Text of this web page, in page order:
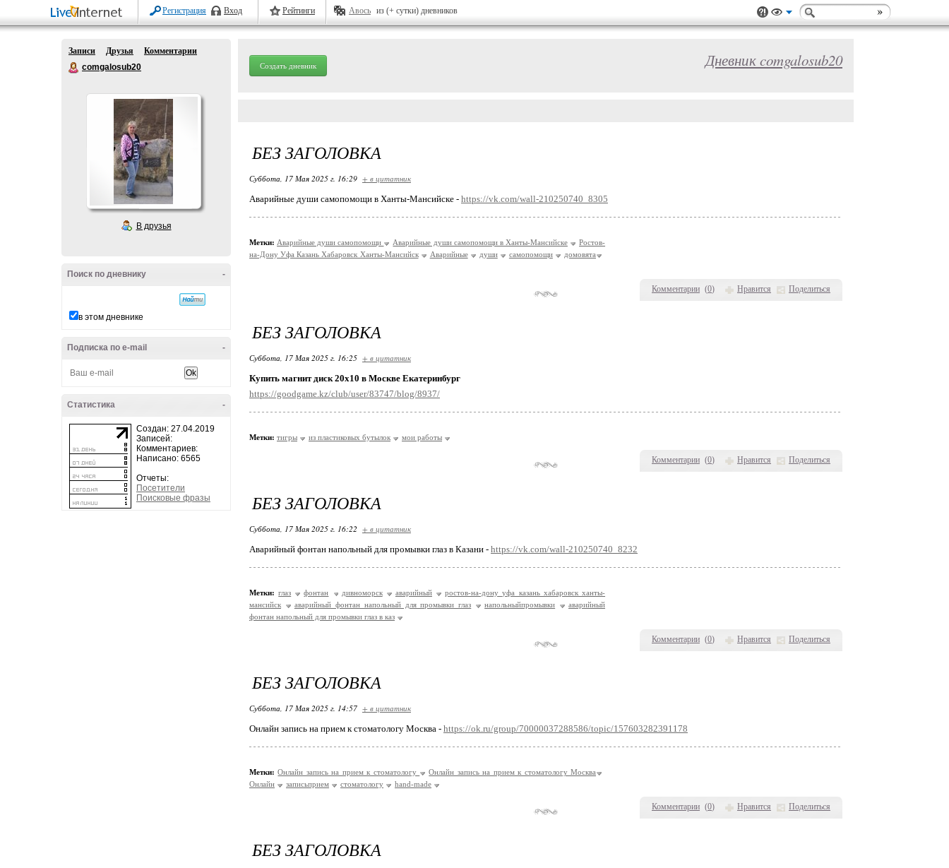
Регистрация Вход Рейтинги Авось из (+ сутки) дневников
Записи Друзья
Комментарии
comgalosub20
В друзья
-
Поиск по дневнику
в этом дневнике
-
Подписка по e-mail
-
Статистика
Создан: 27.04.2019
Записей:
Комментариев:
Написано: 6565
Отчеты:
Посетители
Поисковые фразы
Создать дневник Дневник comgalosub20
Комментарии (0) Нравится Поделиться
БЕЗ ЗАГОЛОВКА
Суббота, 17 Мая 2025 г. 16:29 + в цитатник
Аварийные души самопомощи в Ханты-Мансийске - https://vk.com/wall-210250740_8305
Метки: Аварийные души самопомощи Аварийные души самопомощи в Ханты-Мансийске
Ростов-
на-Дону Уфа Казань Хабаровск Ханты-Мансийск
Аварийные души самопомощи домовята
Комментарии (0) Нравится Поделиться
БЕЗ ЗАГОЛОВКА
Суббота, 17 Мая 2025 г. 16:25 + в цитатник
Купить магнит диск 20х10 в Москве Екатеринбург
https://goodgame.kz/club/user/83747/blog/8937/
Метки: тигры из пластиковых бутылок мои работы
Комментарии (0) Нравится Поделиться
БЕЗ ЗАГОЛОВКА
Суббота, 17 Мая 2025 г. 16:22 + в цитатник
Аварийный фонтан напольный для промывки глаз в Казани - https://vk.com/wall-210250740_8232
Метки: глаз фонтан дивноморск аварийный
ростов-на-дону уфа казань хабаровск ханты-
мансийск
аварийный фонтан напольный для промывки глаз напольныйпромывки
аварийный
фонтан напольный для промывки глаз в каз
Комментарии (0) Нравится Поделиться
БЕЗ ЗАГОЛОВКА
Суббота, 17 Мая 2025 г. 14:57 + в цитатник
Онлайн запись на прием к стоматологу Москва - https://ok.ru/group/70000037288586/topic/157603282391178
Метки: Онлайн запись на прием к стоматологу
Онлайн запись на прием к стоматологу Москва
Онлайн
записьприем стоматологу hand-made
БЕЗ ЗАГОЛОВКА